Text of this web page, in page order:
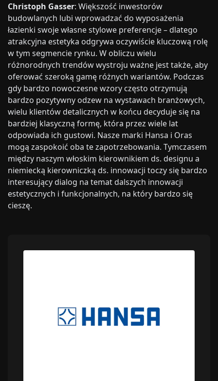
Christoph Gasser: Większość inwestorów
budowlanych lubi wprowadzać do wyposażenia
łazienki swoje własne stylowe preferencje – dlatego
atrakcyjna estetyka odgrywa oczywiście kluczową rolę
w tym segmencie rynku. W obliczu wielu
różnorodnych trendów wystroju ważne jest także, aby
oferować szeroką gamę różnych wariantów. Podczas
gdy bardzo nowoczesne wzory często otrzymują
bardzo pozytywny odzew na wystawach branżowych,
wielu klientów detalicznych w końcu decyduje się na
bardziej klasyczną formę, która przez wiele lat
odpowiada ich gustowi. Nasze marki Hansa i Oras
mogą zaspokoić oba te zapotrzebowania. Tymczasem
między naszym włoskim kierownikiem ds. designu a
niemiecką kierowniczką ds. innowacji toczy się bardzo
interesujący dialog na temat dalszych innowacji
estetycznych i funkcjonalnych, na który bardzo się
cieszę.